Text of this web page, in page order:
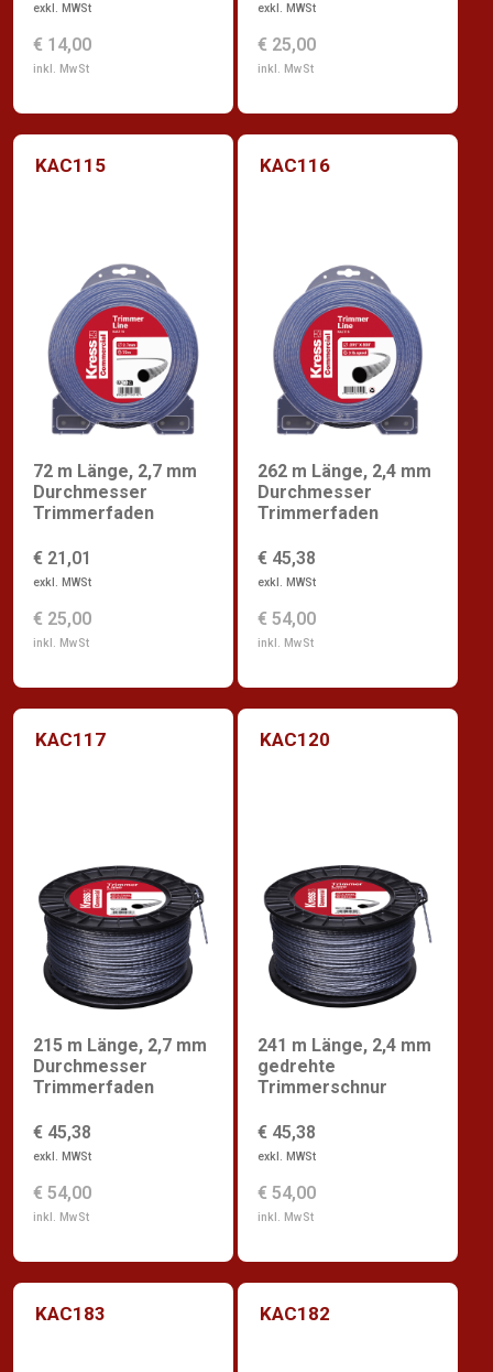
exkl. MWSt
€ 14,00
inkl. MwSt
exkl. MWSt
€ 25,00
inkl. MwSt
KAC115
72 m Länge, 2,7 mm
Durchmesser
Trimmerfaden
€ 21,01
exkl. MWSt
€ 25,00
inkl. MwSt
KAC116
262 m Länge, 2,4 mm
Durchmesser
Trimmerfaden
€ 45,38
exkl. MWSt
€ 54,00
inkl. MwSt
KAC117
215 m Länge, 2,7 mm
Durchmesser
Trimmerfaden
€ 45,38
exkl. MWSt
€ 54,00
inkl. MwSt
KAC120
241 m Länge, 2,4 mm
gedrehte
Trimmerschnur
€ 45,38
exkl. MWSt
€ 54,00
inkl. MwSt
KAC183 KAC182